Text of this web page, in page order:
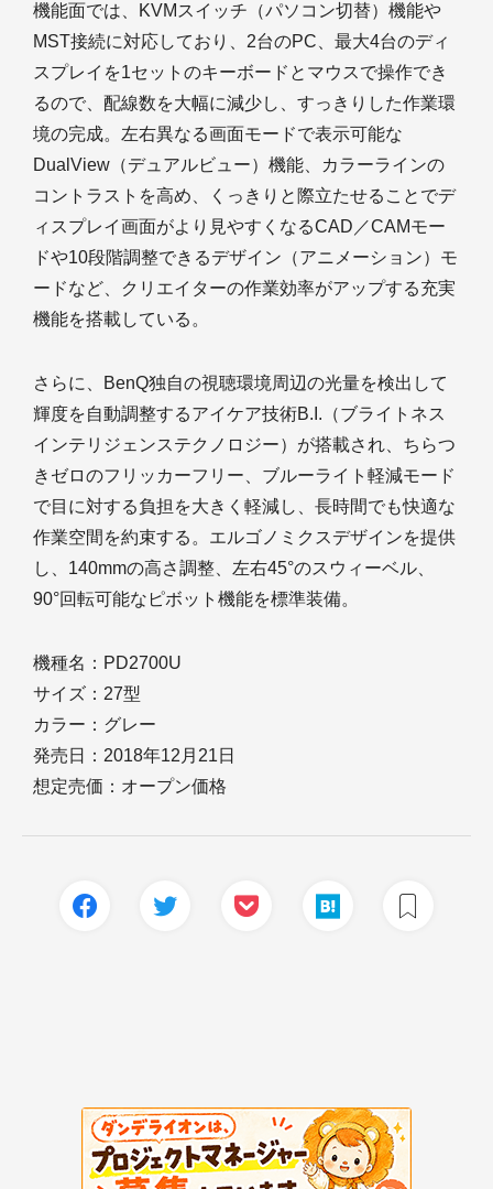
機能面では、KVMスイッチ（パソコン切替）機能や
MST接続に対応しており、2台のPC、最大4台のディ
スプレイを1セットのキーボードとマウスで操作でき
るので、配線数を大幅に減少し、すっきりした作業環
境の完成。左右異なる画面モードで表示可能な
DualView（デュアルビュー）機能、カラーラインの
コントラストを高め、くっきりと際立たせることでデ
ィスプレイ画面がより見やすくなるCAD／CAMモー
ドや10段階調整できるデザイン（アニメーション）モ
ードなど、クリエイターの作業効率がアップする充実
機能を搭載している。
さらに、BenQ独自の視聴環境周辺の光量を検出して
輝度を自動調整するアイケア技術B.I.（ブライトネス
インテリジェンステクノロジー）が搭載され、ちらつ
きゼロのフリッカーフリー、ブルーライト軽減モード
で目に対する負担を大きく軽減し、長時間でも快適な
作業空間を約束する。エルゴノミクスデザインを提供
し、140mmの高さ調整、左右45°のスウィーベル、
90°回転可能なピボット機能を標準装備。
機種名：PD2700U
サイズ：27型
カラー：グレー
発売日：2018年12月21日
想定売価：オープン価格